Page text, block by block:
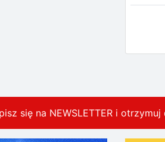
się na NEWSLETTER i